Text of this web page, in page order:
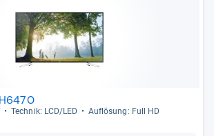
Tech­nik: LCD/LED Auf­lö­sung: Full HD